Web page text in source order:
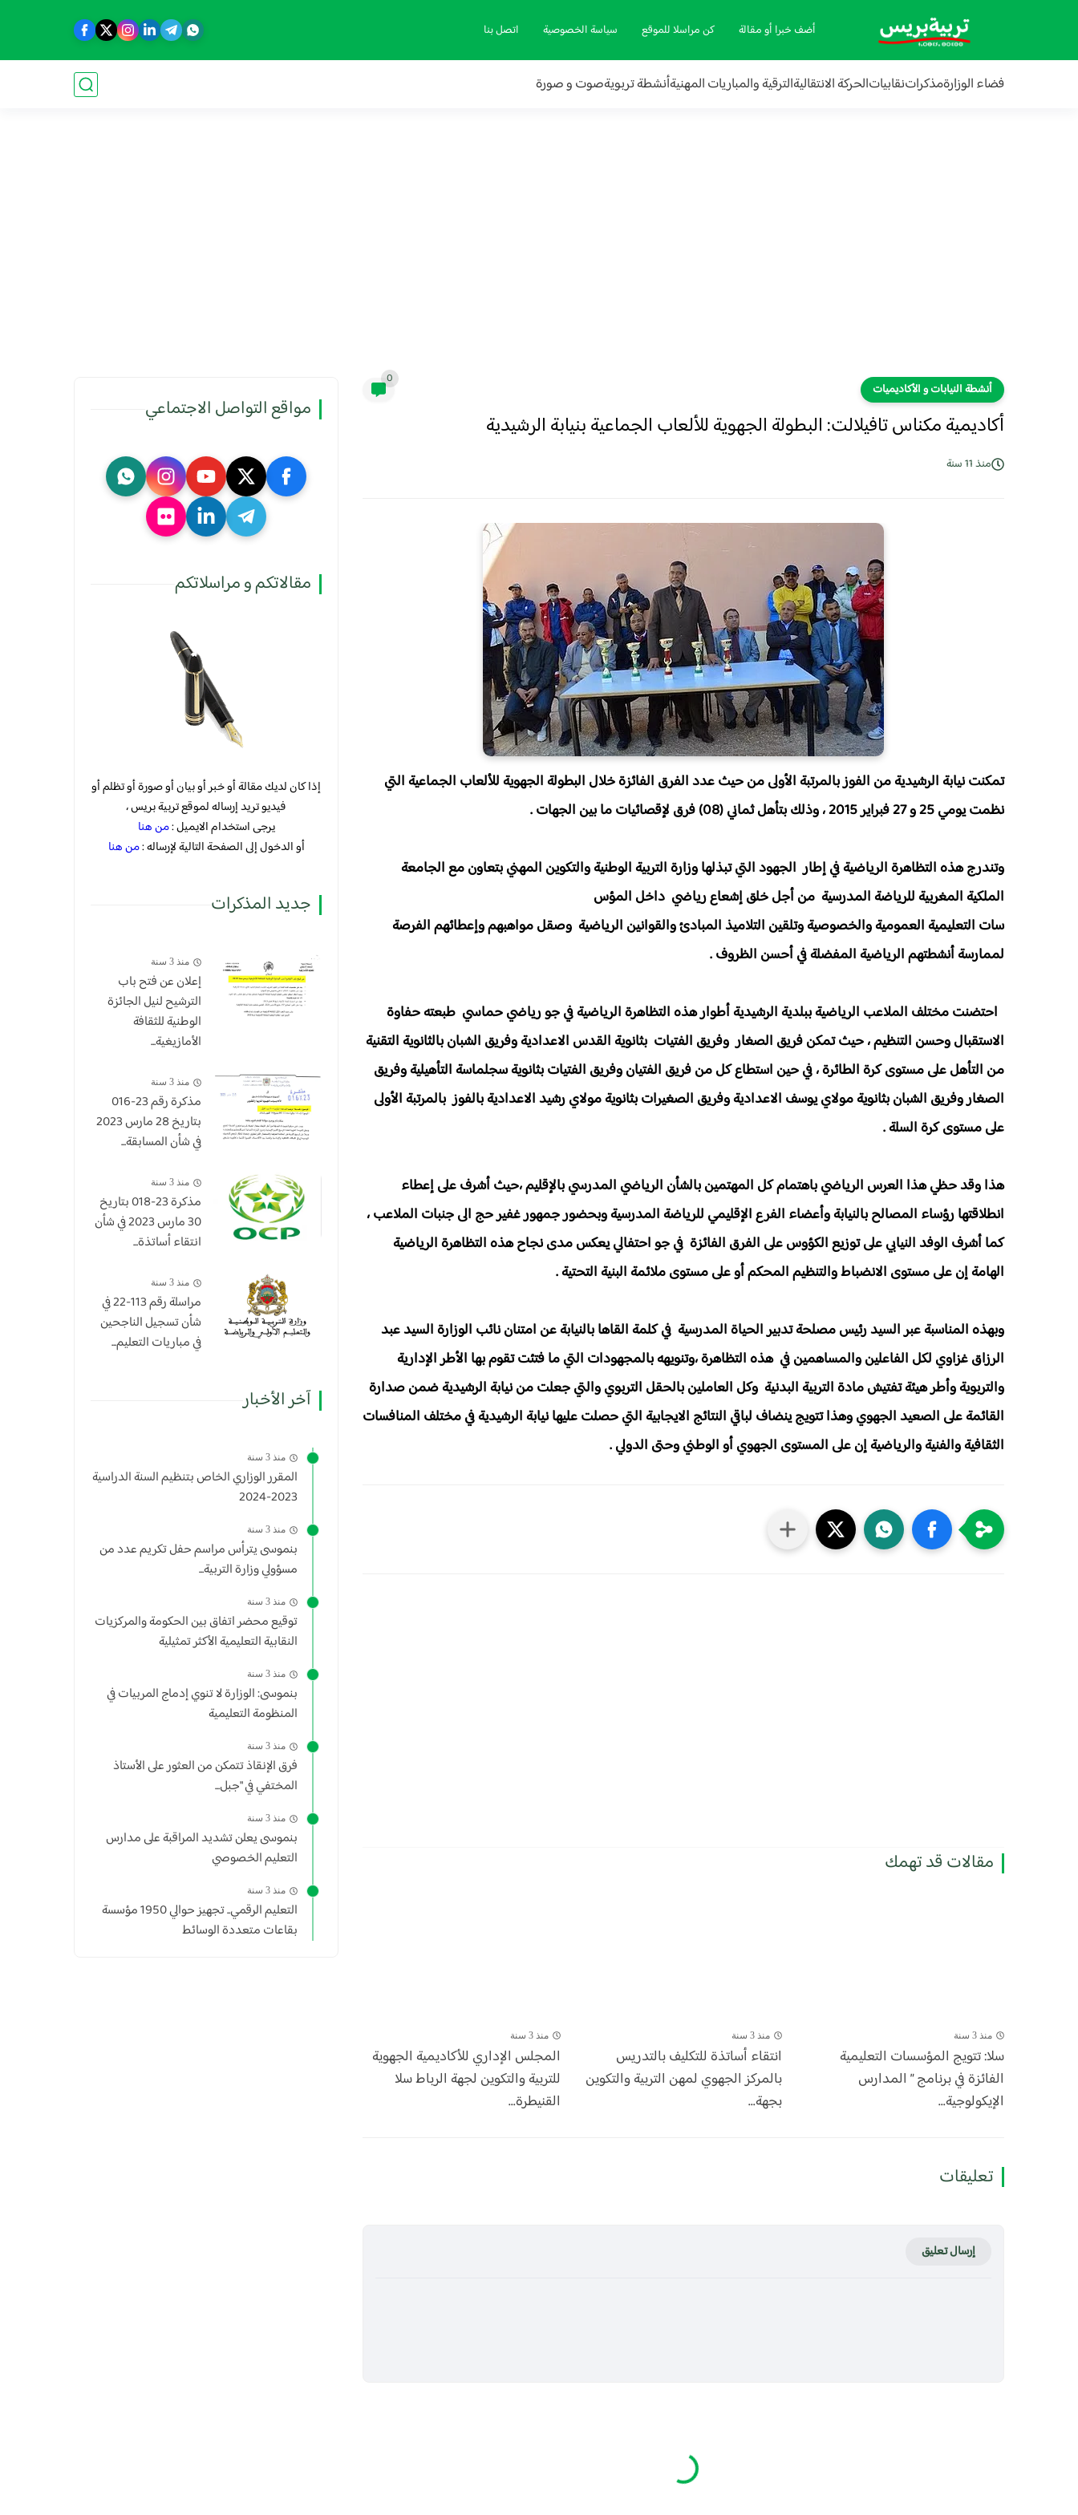
أضف خبرا أو مقالة كن مراسلا للموقع سياسة الخصوصية اتصل بنا
فضاء الوزارةمذكراتنقابياتالحركة الانتقاليةالترقية والمباريات المهنيةأنشطة تربويةصوت و صورة
أنشطة النيابات و الأكاديميات
0
أكاديمية مكناس تافيلالت: البطولة الجهوية للألعاب الجماعية بنيابة الرشيدية‎
منذ 11 سنة
تمكنت نيابة الرشيدية من الفوز بالمرتبة الأولى من حيث عدد الفرق الفائزة خلال البطولة الجهوية للألعاب الجماعية التي
نظمت يومي 25 و 27 فبراير 2015 ، وذلك بتأهل ثماني (08) فرق لإقصائيات ما بين الجهات .
وتندرج هذه التظاهرة الرياضية في إطار الجهود التي تبذلها وزارة التربية الوطنية والتكوين المهني بتعاون مع الجامعة
الملكية المغربية للرياضة المدرسية من أجل خلق إشعاع رياضي داخل المؤس
سات التعليمية العمومية والخصوصية وتلقين التلاميذ المبادئ والقوانين الرياضية وصقل مواهبهم وإعطائهم الفرصة
لممارسة أنشطتهم الرياضية المفضلة في أحسن الظروف .
احتضنت مختلف الملاعب الرياضية ببلدية الرشيدية أطوار هذه التظاهرة الرياضية في جو رياضي حماسي طبعته حفاوة
الاستقبال وحسن التنظيم ، حيث تمكن فريق الصغار وفريق الفتيات بثانوية القدس الاعدادية وفريق الشبان بالثانوية التقنية
من التأهل على مستوى كرة الطائرة ، في حين استطاع كل من فريق الفتيان وفريق الفتيات بثانوية سجلماسة التأهيلية وفريق
الصغار وفريق الشبان بثانوية مولاي يوسف الاعدادية وفريق الصغيرات بثانوية مولاي رشيد الاعدادية بالفوز بالمرتبة الأولى
على مستوى كرة السلة .
هذا وقد حظي هذا العرس الرياضي باهتمام كل المهتمين بالشأن الرياضي المدرسي بالإقليم ،حيث أشرف على إعطاء
انطلاقتها رؤساء المصالح بالنيابة وأعضاء الفرع الإقليمي للرياضة المدرسية وبحضور جمهور غفير حج الى جنبات الملاعب ،
كما أشرف الوفد النيابي على توزيع الكؤوس على الفرق الفائزة في جو احتفالي يعكس مدى نجاح هذه التظاهرة الرياضية
الهامة إن على مستوى الانضباط والتنظيم المحكم أو على مستوى ملائمة البنية التحتية .
وبهذه المناسبة عبر السيد رئيس مصلحة تدبير الحياة المدرسية في كلمة القاها بالنيابة عن امتنان نائب الوزارة السيد عبد
الرزاق غزاوي لكل الفاعلين والمساهمين في هذه التظاهرة ،وتنويهه بالمجهودات التي ما فتئت تقوم بها الأطر الإدارية
والتربوية وأطر هيئة تفتيش مادة التربية البدنية وكل العاملين بالحقل التربوي والتي جعلت من نيابة الرشيدية ضمن صدارة
القائمة على الصعيد الجهوي وهذا تتويج ينضاف لباقي النتائج الايجابية التي حصلت عليها نيابة الرشيدية في مختلف المنافسات
الثقافية والفنية والرياضية إن على المستوى الجهوي أو الوطني وحتى الدولي .
مقالات قد تهمك
منذ 3 سنة
سلا: تتويج المؤسسات التعليمية
الفائزة في برنامج ” المدارس
الإيكولوجية...
منذ 3 سنة
انتقاء أساتذة للتكليف بالتدريس
بالمركز الجهوي لمهن التربية والتكوين
بجهة...
منذ 3 سنة
المجلس الإداري للأكاديمية الجهوية
للتربية والتكوين لجهة الرباط سلا
القنيطرة...
تعليقات
إرسال تعليق
مواقع التواصل الاجتماعي
مقالاتكم و مراسلاتكم
إذا كان لديك مقالة أو خبر أو بيان أو صورة أو تظلم أو
فيديو تريد إرساله لموقع تربية بريس ،
يرجى استخدام الايميل :من هنا
أو الدخول إلى الصفحة التالية لإرساله :من هنا
جديد المذكرات
منذ 3 سنة
إعلان عن فتح باب
الترشيح لنيل الجائزة
الوطنية للثقافة
الأمازيغية...
منذ 3 سنة
مذكرة رقم 23-016
بتاريخ 28 مارس 2023
في شأن المسابقة...
منذ 3 سنة
​مذكرة 23-018 بتاريخ
30 مارس 2023 في شأن
انتقاء أساتذة...
منذ 3 سنة
مراسلة رقم 113-22 في
شأن تسجيل الناجحين
في مباريات التعليم...
آخر الأخبار
منذ 3 سنة
المقرر الوزاري الخاص بتنظيم السنة الدراسية
2023-2024
منذ 3 سنة
بنموسى يترأس مراسم حفل تكريم عدد من
مسؤولي وزارة التربية...
منذ 3 سنة
توقيع محضر اتفاق بين الحكومة والمركزيات
النقابية التعليمية الأكثر تمثيلية
منذ 3 سنة
بنموسى: الوزارة لا تنوي إدماج المربيات في
المنظومة التعليمية
منذ 3 سنة
فرق الإنقاذ تتمكن من العثور على الأستاذ
المختفي في "جبل...
منذ 3 سنة
بنموسى يعلن تشديد المراقبة على مدارس
التعليم الخصوصي
منذ 3 سنة
التعليم الرقمي.. تجهيز حوالي 1950 مؤسسة
بقاعات متعددة الوسائط